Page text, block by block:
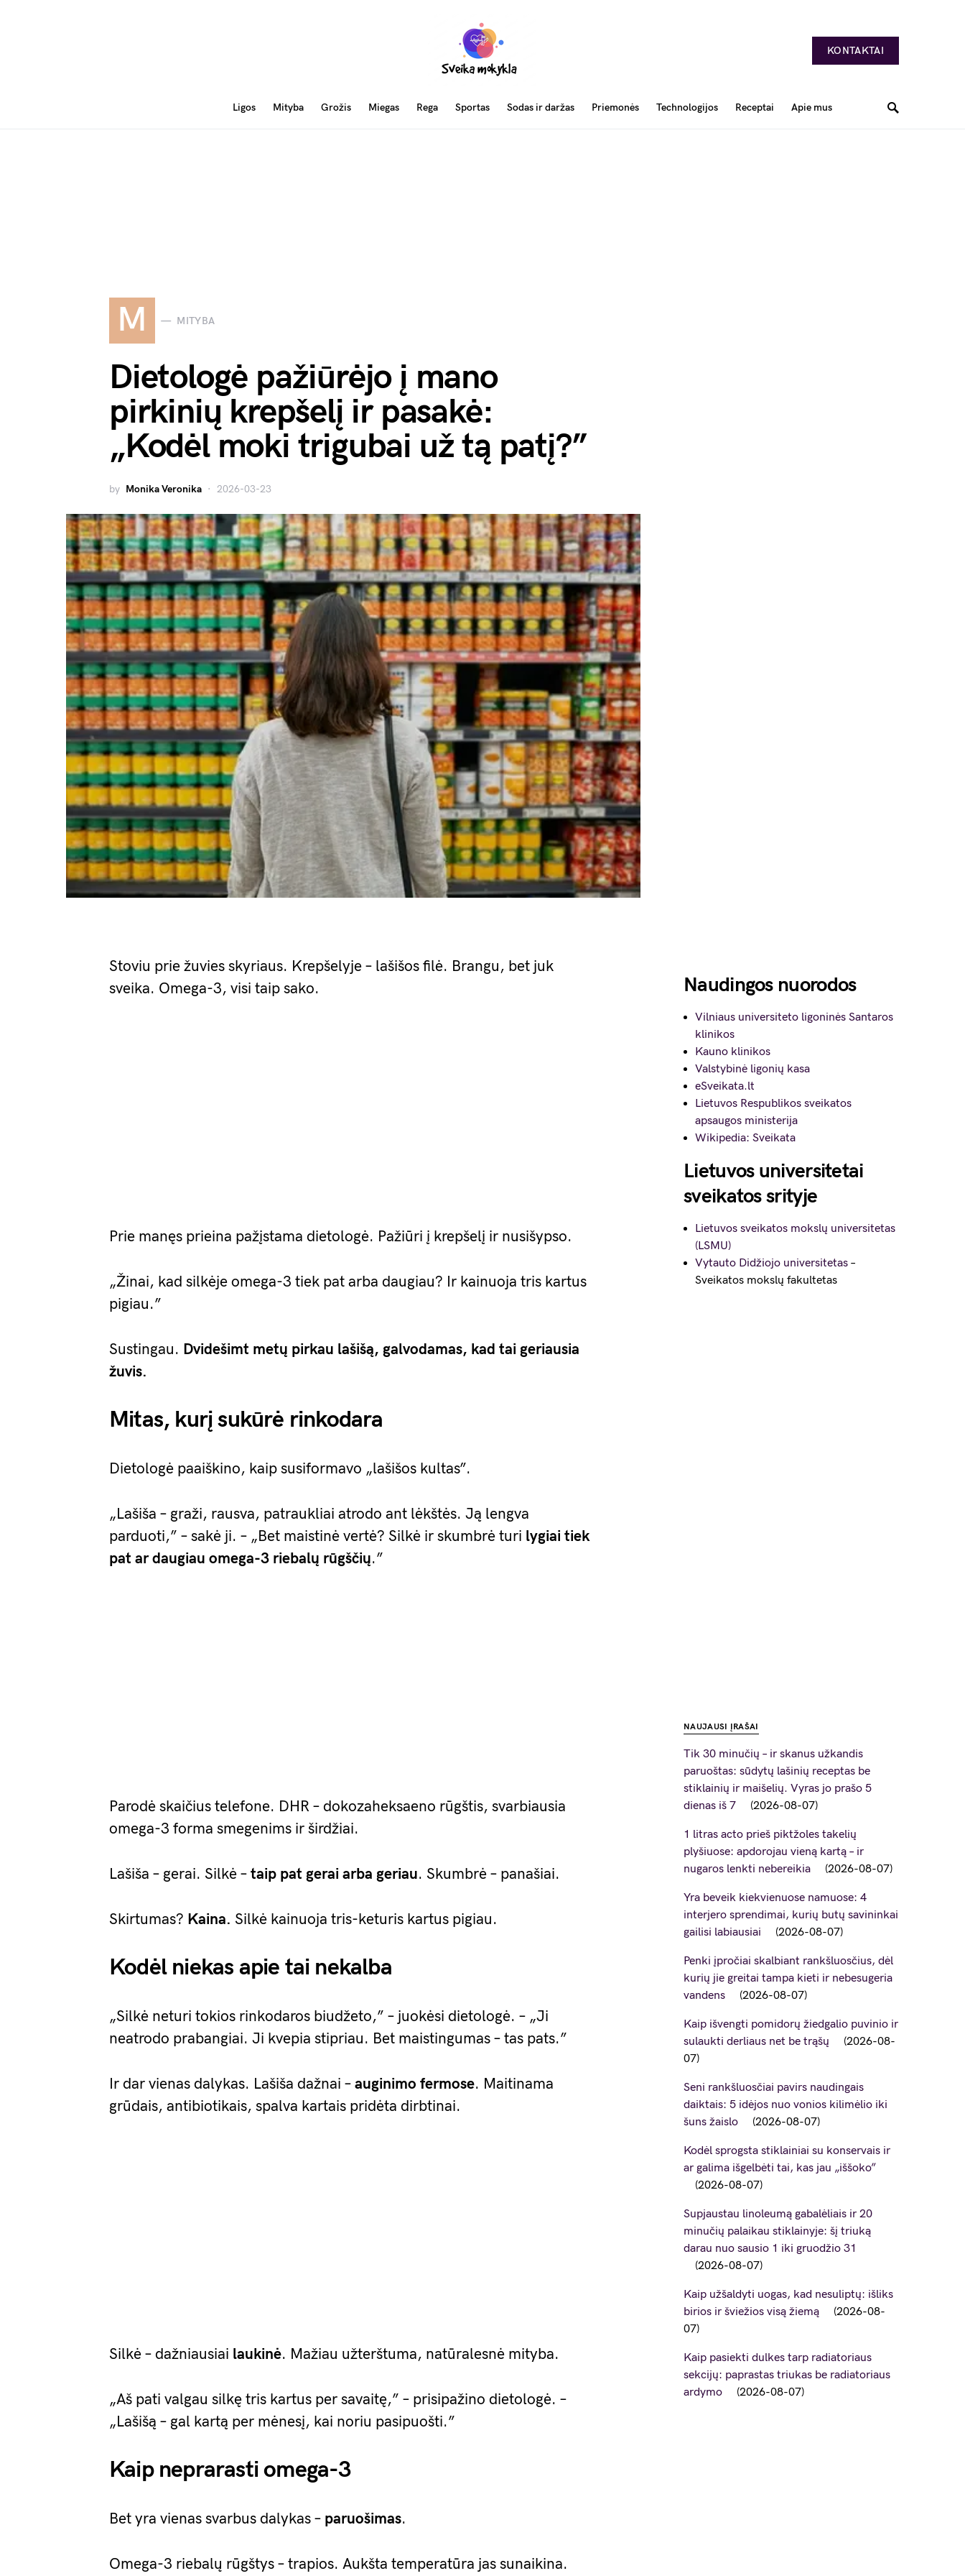
KONTAKTAI
Ligos Mityba Grožis Miegas Rega Sportas Sodas ir daržas Priemonės Technologijos Receptai Apie mus
M MITYBA
Dietologė pažiūrėjo į mano
pirkinių krepšelį ir pasakė:
„Kodėl moki trigubai už tą patį?”
by Monika Veronika 2026-03-23
Stoviu prie žuvies skyriaus. Krepšelyje – lašišos filė. Brangu, bet juk
sveika. Omega-3, visi taip sako.
Prie manęs prieina pažįstama dietologė. Pažiūri į krepšelį ir nusišypso.
„Žinai, kad silkėje omega-3 tiek pat arba daugiau? Ir kainuoja tris kartus
pigiau.”
Sustingau. Dvidešimt metų pirkau lašišą, galvodamas, kad tai geriausia
žuvis.
Mitas, kurį sukūrė rinkodara
Dietologė paaiškino, kaip susiformavo „lašišos kultas”.
„Lašiša – graži, rausva, patraukliai atrodo ant lėkštės. Ją lengva
parduoti,” – sakė ji. – „Bet maistinė vertė? Silkė ir skumbrė turi lygiai tiek
pat ar daugiau omega-3 riebalų rūgščių.”
Parodė skaičius telefone. DHR – dokozaheksaeno rūgštis, svarbiausia
omega-3 forma smegenims ir širdžiai.
Lašiša – gerai. Silkė – taip pat gerai arba geriau. Skumbrė – panašiai.
Skirtumas? Kaina. Silkė kainuoja tris-keturis kartus pigiau.
Kodėl niekas apie tai nekalba
„Silkė neturi tokios rinkodaros biudžeto,” – juokėsi dietologė. – „Ji
neatrodo prabangiai. Ji kvepia stipriau. Bet maistingumas – tas pats.”
Ir dar vienas dalykas. Lašiša dažnai – auginimo fermose. Maitinama
grūdais, antibiotikais, spalva kartais pridėta dirbtinai.
Silkė – dažniausiai laukinė. Mažiau užterštuma, natūralesnė mityba.
„Aš pati valgau silkę tris kartus per savaitę,” – prisipažino dietologė. –
„Lašišą – gal kartą per mėnesį, kai noriu pasipuošti.”
Kaip neprarasti omega-3
Bet yra vienas svarbus dalykas – paruošimas.
Omega-3 riebalų rūgštys – trapios. Aukšta temperatūra jas sunaikina.
Naudingos nuorodos
Vilniaus universiteto ligoninės Santaros
klinikos
Kauno klinikos
Valstybinė ligonių kasa
eSveikata.lt
Lietuvos Respublikos sveikatos
apsaugos ministerija
Wikipedia: Sveikata
Lietuvos universitetai
sveikatos srityje
Lietuvos sveikatos mokslų universitetas
(LSMU)
Vytauto Didžiojo universitetas –
Sveikatos mokslų fakultetas
NAUJAUSI ĮRAŠAI
Tik 30 minučių – ir skanus užkandis
paruoštas: sūdytų lašinių receptas be
stiklainių ir maišelių. Vyras jo prašo 5
dienas iš 7
2026-08-07
1 litras acto prieš piktžoles takelių
plyšiuose: apdorojau vieną kartą – ir
nugaros lenkti nebereikia
2026-08-07
Yra beveik kiekvienuose namuose: 4
interjero sprendimai, kurių butų savininkai
gailisi labiausiai
2026-08-07
Penki įpročiai skalbiant rankšluosčius, dėl
kurių jie greitai tampa kieti ir nebesugeria
vandens
2026-08-07
Kaip išvengti pomidorų žiedgalio puvinio ir
sulaukti derliaus net be trąšų
2026-08-
07
Seni rankšluosčiai pavirs naudingais
daiktais: 5 idėjos nuo vonios kilimėlio iki
šuns žaislo
2026-08-07
Kodėl sprogsta stiklainiai su konservais ir
ar galima išgelbėti tai, kas jau „iššoko”
2026-08-07
Supjaustau linoleumą gabalėliais ir 20
minučių palaikau stiklainyje: šį triuką
darau nuo sausio 1 iki gruodžio 31
2026-08-07
Kaip užšaldyti uogas, kad nesuliptų: išliks
birios ir šviežios visą žiemą
2026-08-
07
Kaip pasiekti dulkes tarp radiatoriaus
sekcijų: paprastas triukas be radiatoriaus
ardymo
2026-08-07